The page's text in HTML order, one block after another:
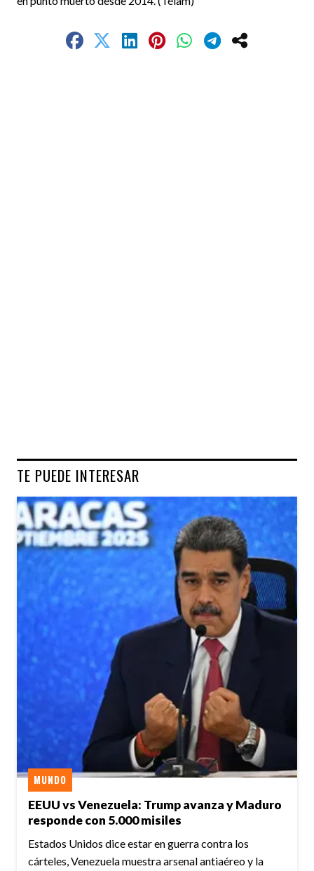
TE PUEDE INTERESAR
EEUU vs Venezuela: Trump avanza y Maduro
responde con 5.000 misiles
MUNDO
Estados Unidos dice estar en guerra contra los
cárteles, Venezuela muestra arsenal antiaéreo y la